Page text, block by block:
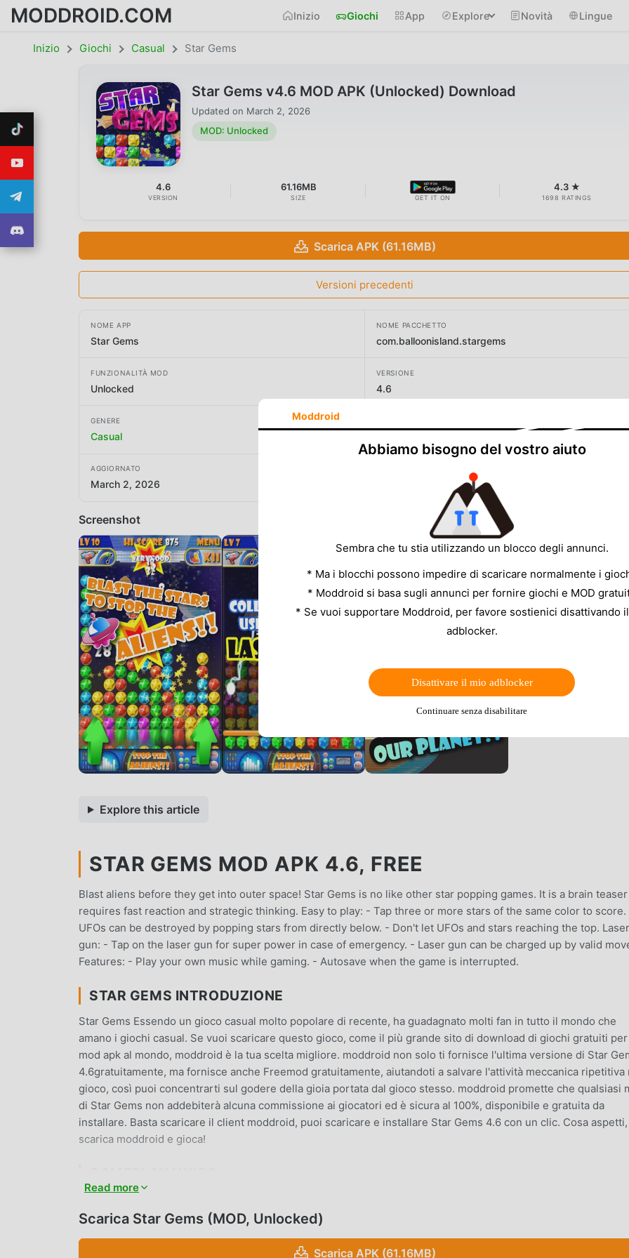
MODDROID.COM Inizio Giochi App Explore Novità Lingue
Inizio Giochi Casual Star Gems
Star Gems v4.6 MOD APK (Unlocked) Download
Updated on March 2, 2026
MOD: Unlocked
4.6
VERSION
61.16MB
SIZE GET IT ON
4.3 ★
1698 RATINGS
Scarica APK (61.16MB)
Versioni precedenti
NOME APP
Star Gems
NOME PACCHETTO
com.balloonisland.stargems
FUNZIONALITÀ MOD
Unlocked
VERSIONE
4.6
GENERE
Casual
AGGIORNATO
March 2, 2026
Screenshot
Explore this article
STAR GEMS MOD APK 4.6, FREE
Blast aliens before they get into outer space! Star Gems is no like other star popping games. It is a brain
requires fast reaction and strategic thinking. Easy to play: - Tap three or more stars of the same color to score.
UFOs can be destroyed by popping stars from directly below. - Don't let UFOs and stars reaching the top. Laser
gun: - Tap on the laser gun for super power in case of emergency. - Laser gun can be charged up by valid
Features: - Play your own music while gaming. - Autosave when the game is interrupted.
STAR GEMS INTRODUZIONE
Star Gems Essendo un gioco casual molto popolare di recente, ha guadagnato molti fan in tutto il mondo che
amano i giochi casual. Se vuoi scaricare questo gioco, come il più grande sito di download di giochi gratuiti per
mod apk al mondo, moddroid è la tua scelta migliore. moddroid non solo ti fornisce l'ultima versione di Star
4.6gratuitamente, ma fornisce anche Freemod gratuitamente, aiutandoti a salvare l'attività meccanica ripetitiva
gioco, così puoi concentrarti sul godere della gioia portata dal gioco stesso. moddroid promette che qualsiasi
di Star Gems non addebiterà alcuna commissione ai giocatori ed è sicura al 100%, disponibile e gratuita da
installare. Basta scaricare il client moddroid, puoi scaricare e installare Star Gems 4.6 con un clic. Cosa aspetti,
scarica moddroid e gioca!
fan in tutto il mondo. A differenza dei tradizionali giochi casual, in Star Gems , devi solo seguire il tutorial per
4.6. Allo stesso tempo, moddroid ha creato appositamente una piattaforma per gli amanti dei giochi casual,
Read more
Scarica Star Gems (MOD, Unlocked)
Scarica APK (61.16MB)
Moddroid
Abbiamo bisogno del vostro aiuto
Sembra che tu stia utilizzando un blocco degli annunci.
* Ma i blocchi possono impedire di scaricare normalmente i
* Moddroid si basa sugli annunci per fornire giochi e MOD
* Se vuoi supportare Moddroid, per favore sostienici disattivando
adblocker.
Disattivare il mio adblocker
Continuare senza disabilitare